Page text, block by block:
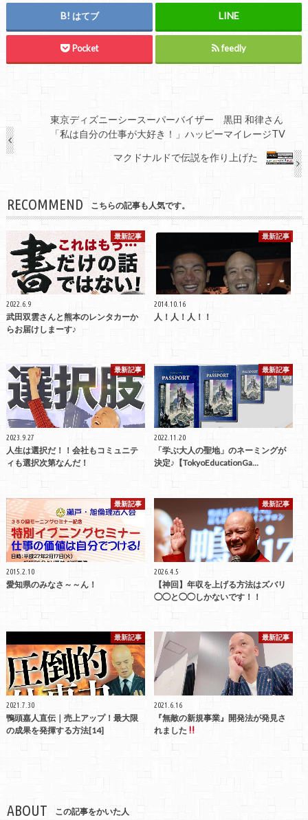
はてブ
Pocket feedly
東京ディズニーシースーパーバイザー 黒田 和律さん
「私は自分の仕事が大好き！」ハッピーマイレージTV
マクドナルドで伝説を作り上げた
RECOMMEND こちらの記事も人気です。
最新記事
2022.6.9
武田双雲さんと熊本のレンタカーか
らお届けしまーす♪
最新記事
2014.10.16
人！人！人！！
最新記事
2023.9.27
人生は選択だ！！会社もコミュニテ
ィも選択次第なんだ！
最新記事
2022.11.20
「学ぶ大人の聖地」のネーミングが
決定♪【TokyoEducationGa…
最新記事
2015.2.10
愛知県のみなさ～～ん！
最新記事
2026.4.5
【神回】年収を上げる方法はズバリ
◯◯と◯◯しかないです！！
最新記事
2021.7.30
鴨頭嘉人直伝｜売上アップ！最大限
の成果を発揮する方法[14]
最新記事
2021.6.16
『無敵の新規事業』開発法が発見さ
れました
ABOUT この記事をかいた人